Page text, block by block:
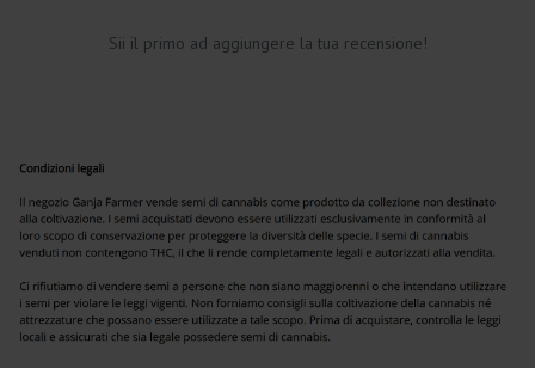
Sii il primo ad aggiungere la tua recensione!